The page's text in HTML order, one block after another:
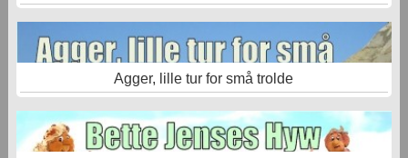
Agger, lille tur for små trolde